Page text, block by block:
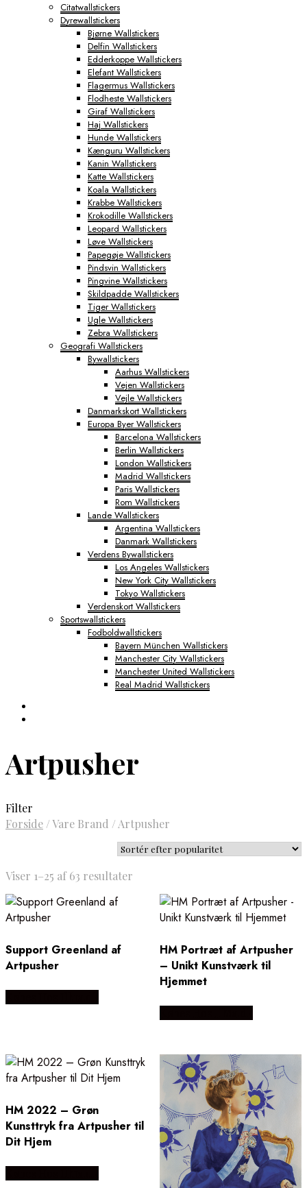
Citatwallstickers
Dyrewallstickers
Bjørne Wallstickers
Delfin Wallstickers
Edderkoppe Wallstickers
Elefant Wallstickers
Flagermus Wallstickers
Flodheste Wallstickers
Giraf Wallstickers
Haj Wallstickers
Hunde Wallstickers
Kænguru Wallstickers
Kanin Wallstickers
Katte Wallstickers
Koala Wallstickers
Krabbe Wallstickers
Krokodille Wallstickers
Leopard Wallstickers
Løve Wallstickers
Papegøje Wallstickers
Pindsvin Wallstickers
Pingvine Wallstickers
Skildpadde Wallstickers
Tiger Wallstickers
Ugle Wallstickers
Zebra Wallstickers
Geografi Wallstickers
Bywallstickers
Aarhus Wallstickers
Vejen Wallstickers
Vejle Wallstickers
Danmarkskort Wallstickers
Europa Byer Wallstickers
Barcelona Wallstickers
Berlin Wallstickers
London Wallstickers
Madrid Wallstickers
Paris Wallstickers
Rom Wallstickers
Lande Wallstickers
Argentina Wallstickers
Danmark Wallstickers
Verdens Bywallstickers
Los Angeles Wallstickers
New York City Wallstickers
Tokyo Wallstickers
Verdenskort Wallstickers
Sportswallstickers
Fodboldwallstickers
Bayern München Wallstickers
Manchester City Wallstickers
Manchester United Wallstickers
Real Madrid Wallstickers
Artpusher
Filter
Forside /Vare Brand / Artpusher
Viser 1–25 af 63 resultater
popularitet
Support Greenland af
Artpusher
HM Portræt af Artpusher
– Unikt Kunstværk til
Hjemmet
HM 2022 – Grøn
Kunsttryk fra Artpusher til
Dit Hjem